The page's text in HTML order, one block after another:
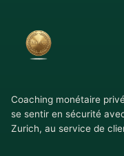
Coaching monétaire
se sentir en sécurité
Zurich, au service de